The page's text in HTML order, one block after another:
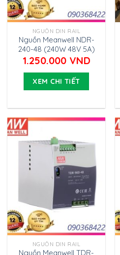
NGUỒN DIN RAIL
Nguồn Meanwell NDR-
240-48 (240W 48V 5A)
1.250.000 VND
XEM CHI TIẾT
NGUỒN DIN RAIL
Nguồn Meanwell TDR-